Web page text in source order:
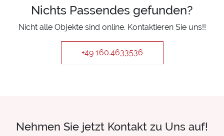
Nichts Passendes gefunden?
Nicht alle Objekte sind online. Kontaktieren Sie uns!!
+49 160.4633536
Nehmen Sie jetzt Kontakt zu Uns auf!